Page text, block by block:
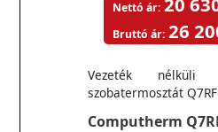
Computherm
Vezeték nélküli
szobatermosztát Q7RF
Nettó ár:
Bruttó ár: 26